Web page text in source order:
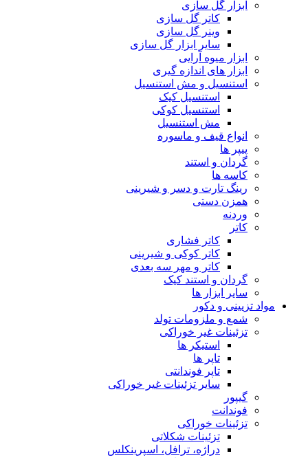
ابزار گل سازی
کاتر گل سازی
وینر گل سازی
سایر ابزار گل سازی
ابزار میوه آرایی
ابزار های اندازه گیری
استنسیل و مش استنسیل
استنسیل کیک
استنسیل کوکی
مش استنسیل
انواع قیف و ماسوره
پیپر ها
گردان و استند
کاسه ها
رینگ تارت و دسر و شیرینی
همزن دستی
وردنه
کاتر
کاتر فشاری
کاتر کوکی و شیرینی
کاتر و مهر سه بعدی
گردان و استند کیک
سایر ابزار ها
مواد تزیینی و دکور
شمع و ملزومات تولد
تزئینات غیر خوراکی
استیکر ها
تاپر ها
تاپر فوندانتی
سایر تزئینات غیر خوراکی
گیپور
فوندانت
تزئینات خوراکی
تزئینات شکلاتی
دراژه، ترافل، اسپرینکلس